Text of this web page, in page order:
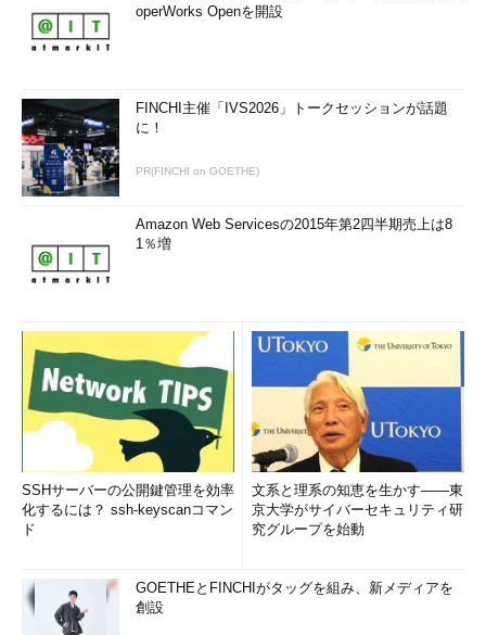
operWorks Openを開設
FINCHI主催「IVS2026」トークセッションが話題
に！
PR(FINCHI on GOETHE)
Amazon Web Servicesの2015年第2四半期売上は8
1％増
SSHサーバーの公開鍵管理を効率
化するには？ ssh-keyscanコマン
ド
文系と理系の知恵を生かす――東
京大学がサイバーセキュリティ研
究グループを始動
GOETHEとFINCHIがタッグを組み、新メディアを
創設